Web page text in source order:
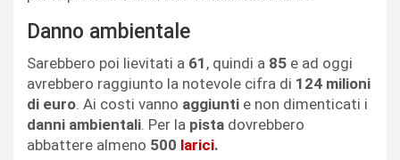
Danno ambientale
Sarebbero poi lievitati a 61 , quindi a 85 e ad oggi
avrebbero raggiunto la notevole cifra di 124 milioni
di euro. Ai costi vanno aggiunti e non dimenticati i
danni ambientali. Per la pista dovrebbero
abbattere almeno 500 larici.